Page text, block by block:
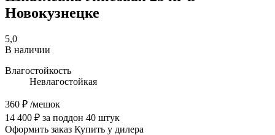
Новокузнецке
5,0
В наличии
Влагостойкость
Невлагостойкая
360 ₽ /мешок
14 400 ₽ за поддон 40 штук
Оформить заказ Купить у дилера